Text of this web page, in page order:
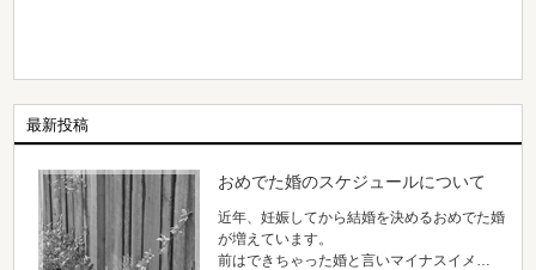
最新投稿
おめでた婚のスケジュールについて
近年、妊娠してから結婚を決めるおめでた婚
が増えています。
前はできちゃった婚と言いマイナスイメ…